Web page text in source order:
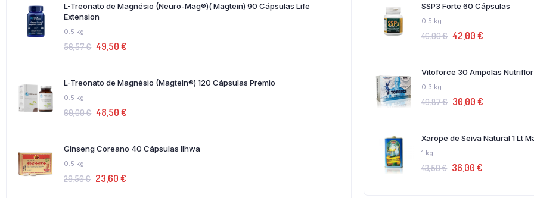
L-Treonato de Magnésio (Neuro-Mag®)( Magtein) 90 Cápsulas Life
Extension
0.5 kg
56,57€ 49,50 €
L-Treonato de Magnésio (Magtein®) 120 Cápsulas Premio
0.5 kg
60,00€ 48,50 €
Ginseng Coreano 40 Cápsulas Ilhwa
0.5 kg
29,50€ 23,60 €
SSP3 Forte 60 Cápsulas
0.5 kg
46,90€ 42,00 €
Vitoforce 30 Ampolas Nutriflor
0.3 kg
49,87€ 30,00 €
Xarope de Seiva Natural 1 Lt
1 kg
43,50€ 36,00 €